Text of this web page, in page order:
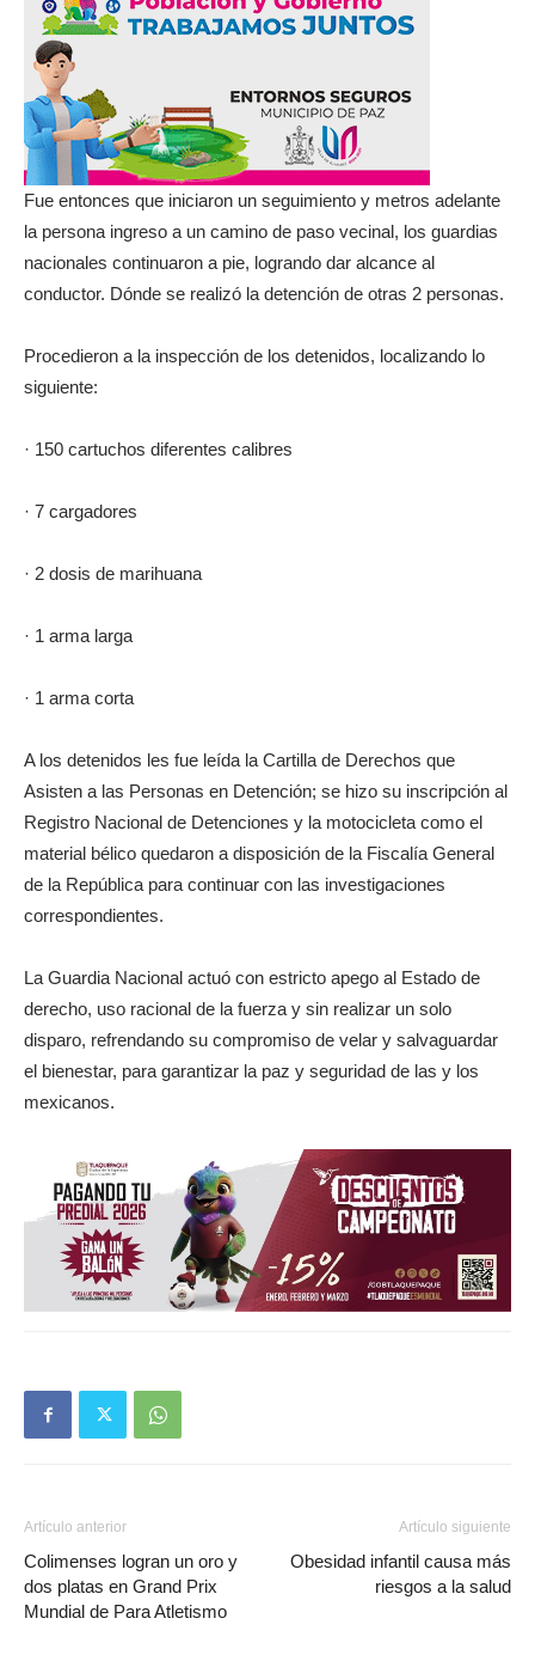
Fue entonces que iniciaron un seguimiento y metros adelante
la persona ingreso a un camino de paso vecinal, los guardias
nacionales continuaron a pie, logrando dar alcance al
conductor. Dónde se realizó la detención de otras 2 personas.
Procedieron a la inspección de los detenidos, localizando lo
siguiente:
· 150 cartuchos diferentes calibres
· 7 cargadores
· 2 dosis de marihuana
· 1 arma larga
· 1 arma corta
A los detenidos les fue leída la Cartilla de Derechos que
Asisten a las Personas en Detención; se hizo su inscripción al
Registro Nacional de Detenciones y la motocicleta como el
material bélico quedaron a disposición de la Fiscalía General
de la República para continuar con las investigaciones
correspondientes.
La Guardia Nacional actuó con estricto apego al Estado de
derecho, uso racional de la fuerza y sin realizar un solo
disparo, refrendando su compromiso de velar y salvaguardar
el bienestar, para garantizar la paz y seguridad de las y los
mexicanos.
Artículo anterior
Colimenses logran un oro y
dos platas en Grand Prix
Mundial de Para Atletismo
Artículo siguiente
Obesidad infantil causa más
riesgos a la salud